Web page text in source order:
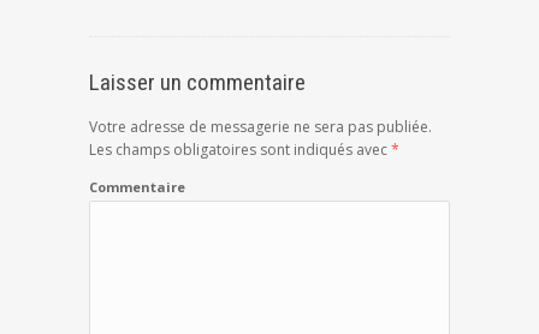
Laisser un commentaire
Votre adresse de messagerie ne sera pas publiée.
Les champs obligatoires sont indiqués avec*
Commentaire